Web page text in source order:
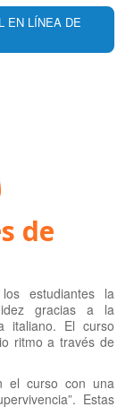
EN LÍNEA DE
de
estudiantes la
gracias a la
italiano. El curso
ritmo a través de
el curso con una
Estas